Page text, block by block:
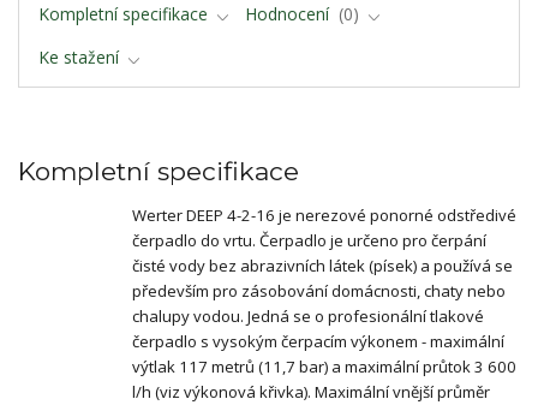
Kompletní specifikace Hodnocení
0
Ke stažení
Kompletní specifikace
Werter DEEP 4-2-16 je nerezové ponorné odstředivé
čerpadlo do vrtu. Čerpadlo je určeno pro čerpání
čisté vody bez abrazivních látek (písek) a používá se
především pro zásobování domácnosti, chaty nebo
chalupy vodou. Jedná se o profesionální tlakové
čerpadlo s vysokým čerpacím výkonem - maximální
výtlak 117 metrů (11,7 bar) a maximální průtok 3 600
l/h (viz výkonová křivka). Maximální vnější průměr